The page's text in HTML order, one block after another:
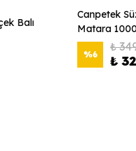
Balı
Canpetek
Matara
%6
₺
₺